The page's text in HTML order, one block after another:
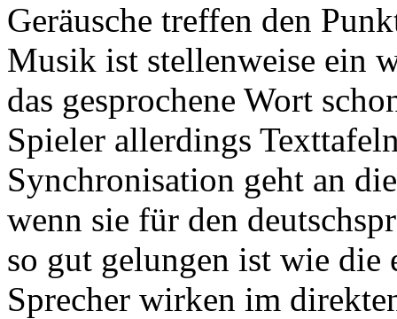
Geräusche treffen den
Musik ist stellenweise ein
das gesprochene Wort
Spieler allerdings
Synchronisation geht an
wenn sie für den
so gut gelungen ist wie
Sprecher wirken im